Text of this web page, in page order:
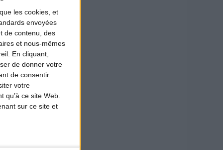
les cookies, et
envoyées
de contenu, des
et nous-mêmes
En cliquant,
de donner votre
de consentir.
votre
ce site Web.
sur ce site et